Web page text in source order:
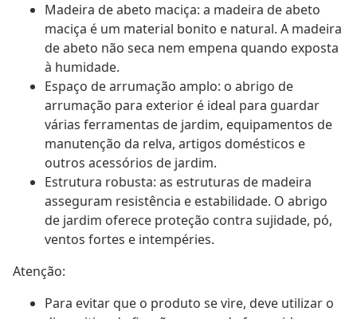
Madeira de abeto maciça: a madeira de abeto
maciça é um material bonito e natural. A madeira
de abeto não seca nem empena quando exposta
à humidade.
Espaço de arrumação amplo: o abrigo de
arrumação para exterior é ideal para guardar
várias ferramentas de jardim, equipamentos de
manutenção da relva, artigos domésticos e
outros acessórios de jardim.
Estrutura robusta: as estruturas de madeira
asseguram resistência e estabilidade. O abrigo
de jardim oferece proteção contra sujidade, pó,
ventos fortes e intempéries.
Atenção:
Para evitar que o produto se vire, deve utilizar o